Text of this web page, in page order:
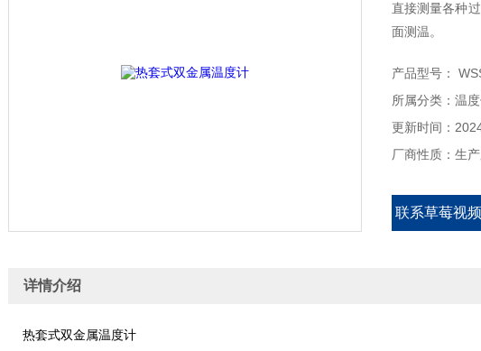
直接测量各种
面测温。
产品型号：
所属分类：温
更新时间：
厂商性质：生
联系草莓视
详情介绍
热套式双金属温度计